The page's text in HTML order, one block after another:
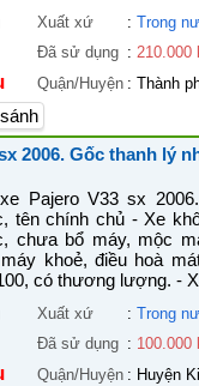
Xuất xứ : Trong
Đã sử dụng : 210.000
Quận/Huyện : Thành
2006. Gốc thanh lý
Pajero V33 sx
tên chính chủ - Xe
chưa bổ máy, mộc
khoẻ, điều hoà
có thương lượng. -
Xuất xứ : Trong
Đã sử dụng : 100.000
Quận/Huyện : Huyện